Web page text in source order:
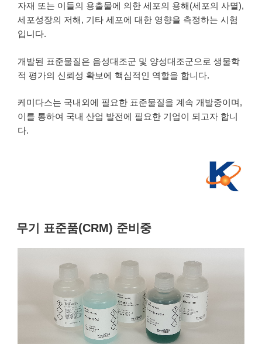
자재 또는 이들의 용출물에 의한 세포의 용해(세포의 사멸),
세포성장의 저해, 기타 세포에 대한 영향을 측정하는 시험
입니다.
개발된 표준물질은 음성대조군 및 양성대조군으로 생물학
적 평가의 신뢰성 확보에 핵심적인 역할을 합니다.
케미다스는 국내외에 필요한 표준물질을 계속 개발중이며,
이를 통하여 국내 산업 발전에 필요한 기업이 되고자 합니
다.
무기 표준품(CRM) 준비중